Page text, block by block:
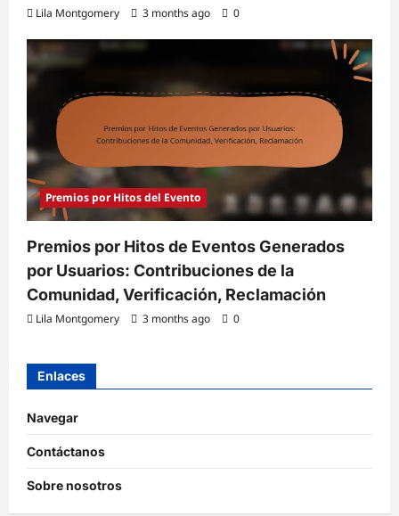
Lila Montgomery 3 months ago 0
Premios por Hitos del Evento
Premios por Hitos de Eventos Generados
por Usuarios: Contribuciones de la
Comunidad, Verificación, Reclamación
Lila Montgomery 3 months ago 0
Enlaces
Navegar
Contáctanos
Sobre nosotros